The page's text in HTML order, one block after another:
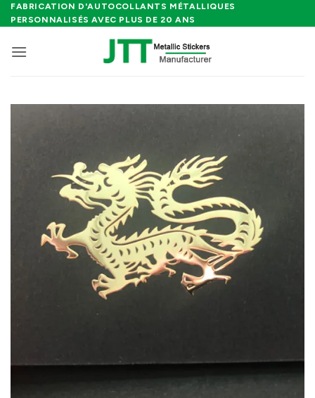
Passer
au
FABRICATION D'AUTOCOLLANTS MÉTALLIQUES
PERSONNALISÉS AVEC PLUS DE 20 ANS